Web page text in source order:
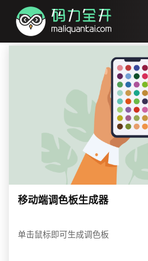
移动端调色板生成器
单击鼠标即可生成调色板